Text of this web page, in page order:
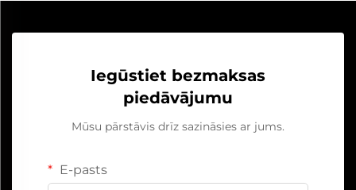
Iegūstiet bezmaksas
piedāvājumu
Mūsu pārstāvis drīz sazināsies ar jums.
E-pasts